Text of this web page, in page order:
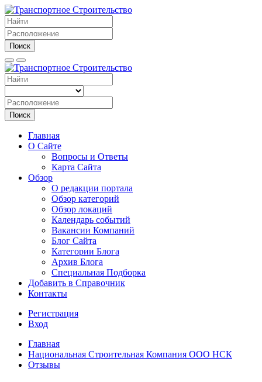
Поиск
Поиск
Главная
О Сайте
Вопросы и Ответы
Карта Сайта
Обзор
О редакции портала
Обзор категорий
Обзор локаций
Календарь событий
Вакансии Компаний
Блог Сайта
Категории Блога
Архив Блога
Специальная Подборка
Добавить в Справочник
Контакты
Регистрация
Вход
Главная
Национальная Строительная Компания ООО НСК
Отзывы